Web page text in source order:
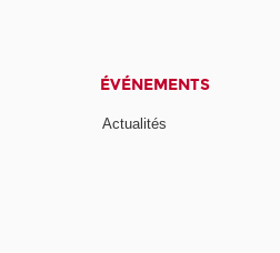
ÉVÉNEMENTS
Actualités